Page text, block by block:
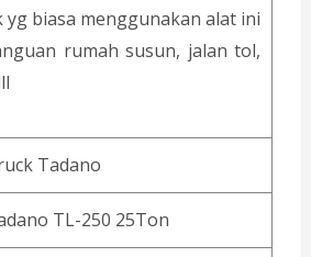
yg biasa menggunakan alat ini
rumah susun, jalan tol,
Tadano
TL-250 25Ton